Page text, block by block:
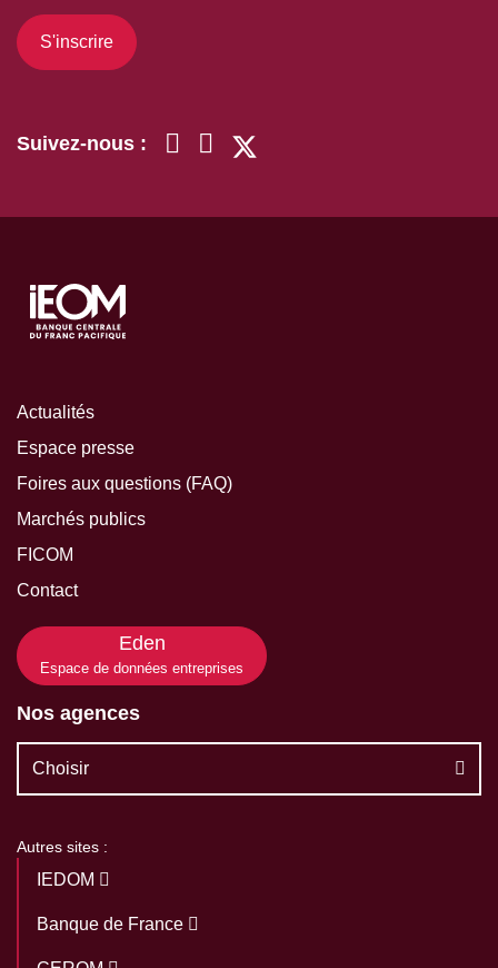
S'inscrire
Suivez-nous :
Actualités
Espace presse
Foires aux questions (FAQ)
Marchés publics
FICOM
Contact
Eden
Espace de données entreprises
Nos agences
Choisir
Autres sites :
IEDOM
Banque de France